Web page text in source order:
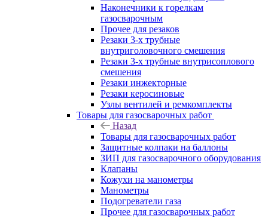
Наконечники к горелкам
газосварочным
Прочее для резаков
Резаки 3-х трубные
внутриголовочного смешения
Резаки 3-х трубные внутрисоплового
смешения
Резаки инжекторные
Резаки керосиновые
Узлы вентилей и ремкомплекты
Товары для газосварочных работ
Назад
Товары для газосварочных работ
Защитные колпаки на баллоны
ЗИП для газосварочного оборудования
Клапаны
Кожухи на манометры
Манометры
Подогреватели газа
Прочее для газосварочных работ